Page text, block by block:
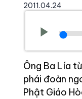
2011.04.24
Ông Ba Lía
phái đoàn
Phật Giáo